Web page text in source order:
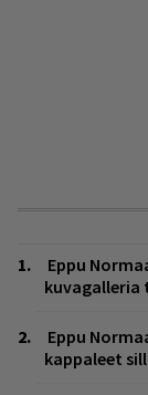
Eppu
Eppu
kappaleet